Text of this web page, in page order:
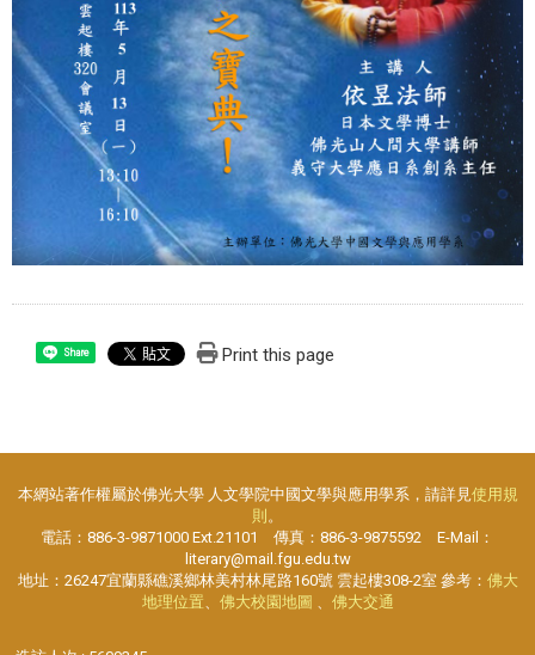
Share Print this page
本網站著作權屬於佛光大學 人文學院中國文學與應用學系，請詳見使用規
則 。
電話：886-3-9871000 Ext.21101 傳真：886-3-9875592 E-Mail：
literary@mail.fgu.edu.tw
地址：26247宜蘭縣礁溪鄉林美村林尾路160號 雲起樓308-2室 參考： 佛大
地理位置、 佛大校園地圖 、 佛大交通